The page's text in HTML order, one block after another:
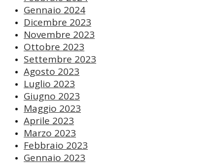
Gennaio 2024
Dicembre 2023
Novembre 2023
Ottobre 2023
Settembre 2023
Agosto 2023
Luglio 2023
Giugno 2023
Maggio 2023
Aprile 2023
Marzo 2023
Febbraio 2023
Gennaio 2023